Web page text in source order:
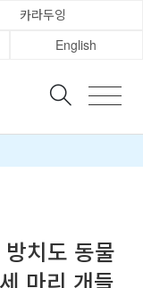
카라두잉
English
치도 동물
마리 개들